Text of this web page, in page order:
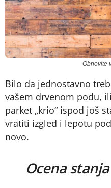
Obnovite
Bilo da jednostavno
vašem drvenom podu,
parket „krio“ ispod još
vratiti izgled i lepotu
novo.
Ocena